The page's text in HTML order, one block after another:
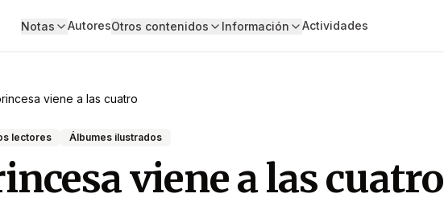
Notas AutoresOtros contenidos Información Actividades
viene a las cuatro
lectores Álbumes ilustrados
viene a las cuatro